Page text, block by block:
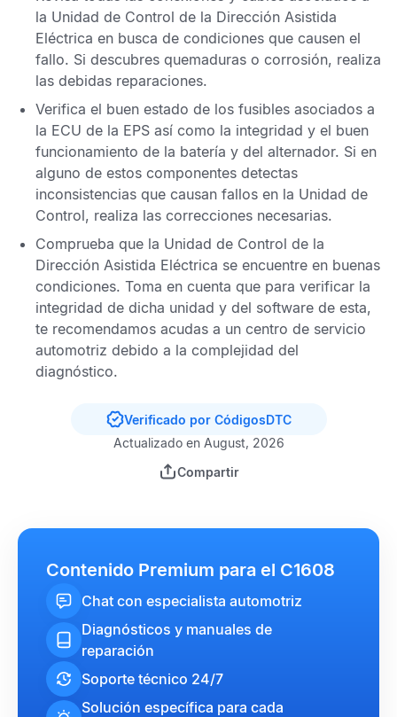
la Unidad de Control de la Dirección Asistida
Eléctrica en busca de condiciones que causen el
fallo. Si descubres quemaduras o corrosión, realiza
las debidas reparaciones.
Verifica el buen estado de los fusibles asociados a
la ECU de la EPS así como la integridad y el buen
funcionamiento de la batería y del alternador. Si en
alguno de estos componentes detectas
inconsistencias que causan fallos en la Unidad de
Control, realiza las correcciones necesarias.
Comprueba que la Unidad de Control de la
Dirección Asistida Eléctrica se encuentre en buenas
condiciones. Toma en cuenta que para verificar la
integridad de dicha unidad y del software de esta,
te recomendamos acudas a un centro de servicio
automotriz debido a la complejidad del
diagnóstico.
Verificado por CódigosDTC
Actualizado en August, 2026
Compartir
Contenido Premium para el C1608
Chat con especialista automotriz
Diagnósticos y manuales de
reparación
Soporte técnico 24/7
Solución específica para cada